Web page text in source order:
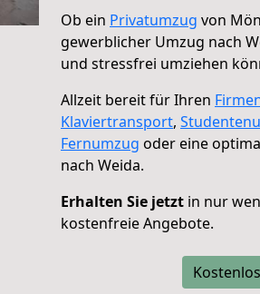
Ob ein Privatumzug von
gewerblicher Umzug nach
und stressfrei umziehen
Allzeit bereit für Ihren
Klaviertransport,
Fernumzug oder eine
nach Weida.
Erhalten Sie jetzt in nur
kostenfreie Angebote.